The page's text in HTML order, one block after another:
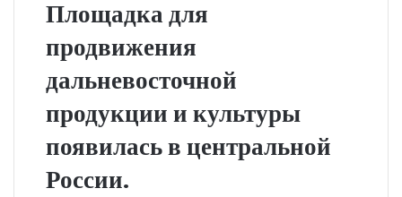
Площадка для
продвижения
дальневосточной
продукции и культуры
появилась в центральной
России.